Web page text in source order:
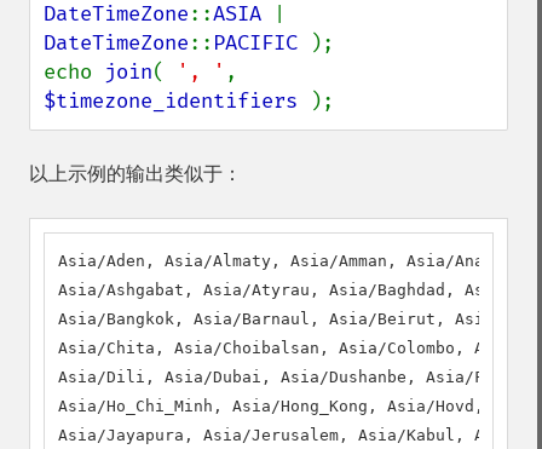
DateTimeZone::ASIA
DateTimeZone:: PACIFIC
);
echo join( ', '
$timezone_identifiers
);
以上示例的输出类似于：
Asia/Aden, Asia/Almaty, Asia/Amman, Asia/Anadyr,
Asia/Ashgabat, Asia/Atyrau, Asia/Baghdad, Asia/
Asia/Bangkok, Asia/Barnaul, Asia/Beirut, Asia/
Asia/Chita, Asia/Choibalsan, Asia/Colombo, Asia/
Asia/Dili, Asia/Dubai, Asia/Dushanbe, Asia/
Asia/Ho_Chi_Minh, Asia/Hong_Kong, Asia/Hovd,
Asia/Jayapura, Asia/Jerusalem, Asia/Kabul, Asia/